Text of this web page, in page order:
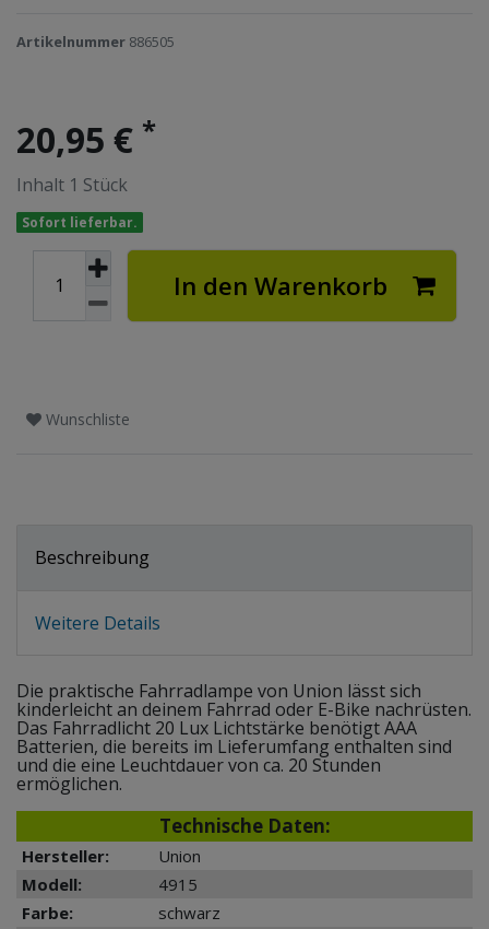
Artikelnummer 886505
20,95 € *
Inhalt 1 Stück
Sofort lieferbar.
In den Warenkorb
Wunschliste
Beschreibung
Weitere Details
Die praktische Fahrradlampe von Union lässt sich
kinderleicht an deinem Fahrrad oder E-Bike nachrüsten.
Das Fahrradlicht 20 Lux Lichtstärke benötigt AAA
Batterien, die bereits im Lieferumfang enthalten sind
und die eine Leuchtdauer von ca. 20 Stunden
ermöglichen.
Technische Daten:
Hersteller:
Union
Modell:
4915
Farbe:
schwarz